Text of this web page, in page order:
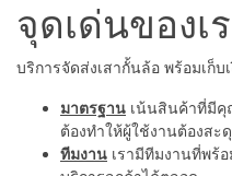
จุดเด่นของเ
บริการจัดส่งเสากั้นล้อ พร้อมเก็บ
มาตรฐาน เน้นสินค้าที่มีคุ
ต้องทำให้ผู้ใช้งานต้องสะ
ทีมงาน เรามีทีมงานที่พร้